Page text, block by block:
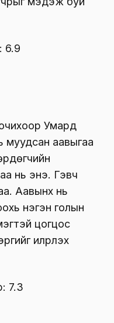
6.9
Умард
муудсан аавыгаа
нь энэ. Гэвч
Аавынх нь
нэгэн голын
цогцос
илрүүлэх
7.3